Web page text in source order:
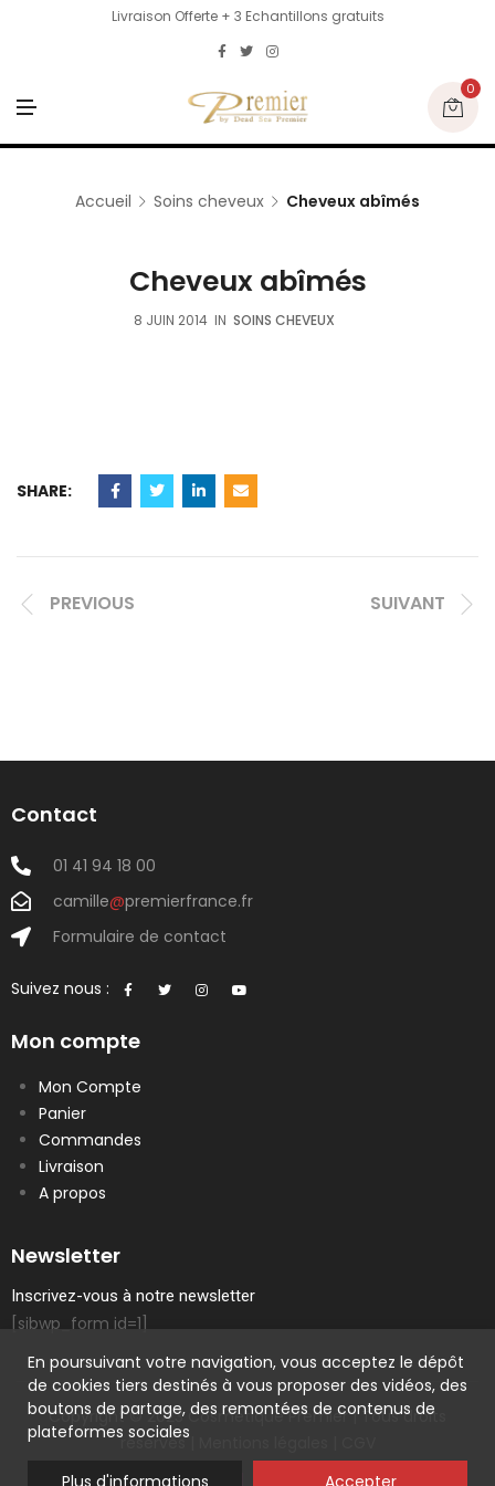
Livraison Offerte + 3 Echantillons gratuits
N
U
0
Accueil Soins cheveux Cheveux abîmés
Cheveux abîmés
8 JUIN 2014 IN SOINS CHEVEUX
SHARE:
PREVIOUS SUIVANT
Contact
01 41 94 18 00
camille@premierfrance.fr
Formulaire de contact
Suivez nous :
Mon compte
Mon Compte
Panier
Commandes
Livraison
A propos
Newsletter
Inscrivez-vous à notre newsletter
[sibwp_form id=1]
Copyright © 2023 Cosmetique Premier | Tous droits
réservés |
En poursuivant votre navigation, vous acceptez le dépôt
de cookies tiers destinés à vous proposer des vidéos, des
boutons de partage, des remontées de contenus de
plateformes sociales
Plus d'informations Accepter